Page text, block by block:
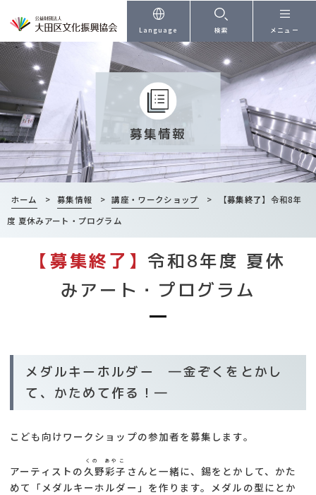
本文へ
Language 検索 メニュー
募集情報
ホーム > 募集情報 > 講座・ワークショップ > 【募集終了】 令和8年
度 夏休みアート・プログラム
【募集終了】令和8年度 夏休
みアート・プログラム
メダルキーホルダー ―金ぞくをとかし
て、かためて作る！―
こども向けワークショップの参加者を募集します。
アーティストの久野彩子
くの あやこ
さんと一緒に、錫をとかして、かた
めて「メダルキーホルダー」を作ります。メダルの型にとか